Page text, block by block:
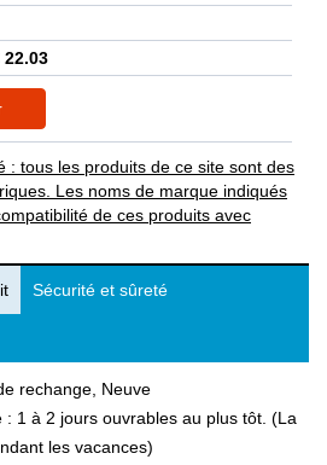
22.03
: tous les produits de ce site sont des
Les noms de marque indiqués
de ces produits avec
Sécurité et sûreté
rechange, Neuve
: 1 à 2 jours ouvrables au plus tôt. (La
les vacances)